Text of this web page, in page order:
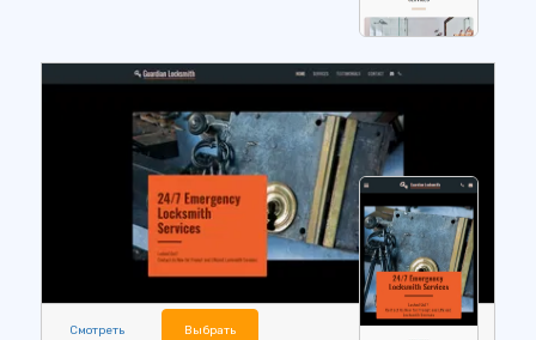
Смотреть Выбрать